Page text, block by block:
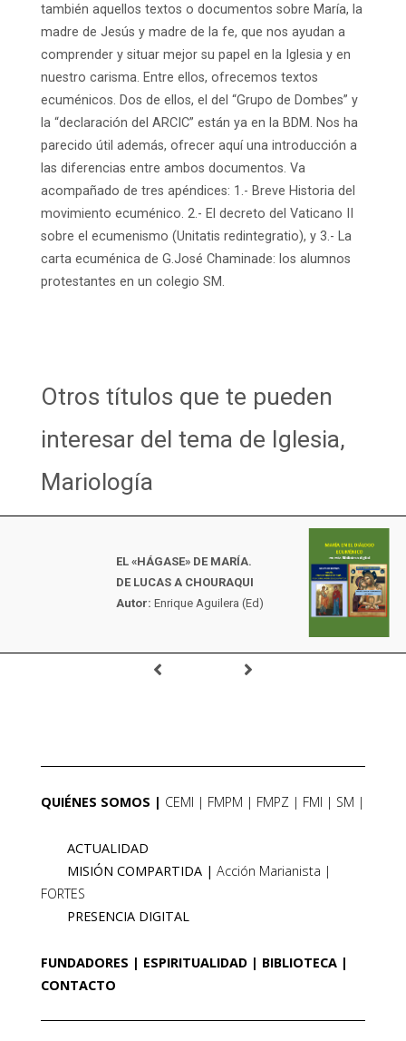
también aquellos textos o documentos sobre María, la
madre de Jesús y madre de la fe, que nos ayudan a
comprender y situar mejor su papel en la Iglesia y en
nuestro carisma. Entre ellos, ofrecemos textos
ecuménicos. Dos de ellos, el del “Grupo de Dombes” y
la “declaración del ARCIC” están ya en la BDM. Nos ha
parecido útil además, ofrecer aquí una introducción a
las diferencias entre ambos documentos. Va
acompañado de tres apéndices: 1.- Breve Historia del
movimiento ecuménico. 2.- El decreto del Vaticano II
sobre el ecumenismo (Unitatis redintegratio), y 3.- La
carta ecuménica de G.José Chaminade: los alumnos
protestantes en un colegio SM.
Otros títulos que te pueden
interesar del tema de Iglesia,
Mariología
EL «HÁGASE» DE MARÍA.
DE LUCAS A CHOURAQUI
Autor: Enrique Aguilera (Ed)
QUIÉNES SOMOS CEMI FMPM FMPZ FMI SM
ACTUALIDAD
MISIÓN COMPARTIDA
Acción Marianista
FORTES
PRESENCIA DIGITAL
FUNDADORES ESPIRITUALIDAD
BIBLIOTECA
CONTACTO